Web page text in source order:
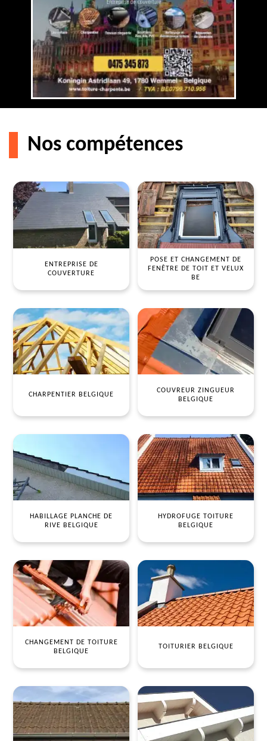
Nos compétences
ENTREPRISE DE
COUVERTURE
POSE ET CHANGEMENT DE
FENÊTRE DE TOIT ET VELUX
BE
CHARPENTIER BELGIQUE
COUVREUR ZINGUEUR
BELGIQUE
HABILLAGE PLANCHE DE
RIVE BELGIQUE
HYDROFUGE TOITURE
BELGIQUE
CHANGEMENT DE TOITURE
BELGIQUE
TOITURIER BELGIQUE